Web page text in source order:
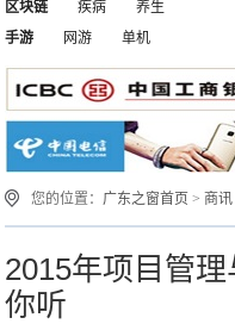
区块链
疾病
养生
手游
网游 单机
您的位置： 广东之窗首页 > 商讯
2015年项目管
你听